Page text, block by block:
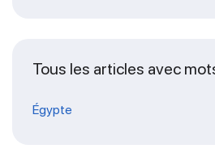
Tous les articles avec
Égypte